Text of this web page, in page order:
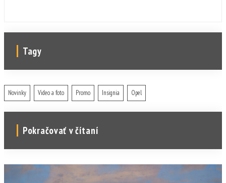
Tagy
Novinky Video a foto Promo Insignia Opel
Pokračovať v čítaní